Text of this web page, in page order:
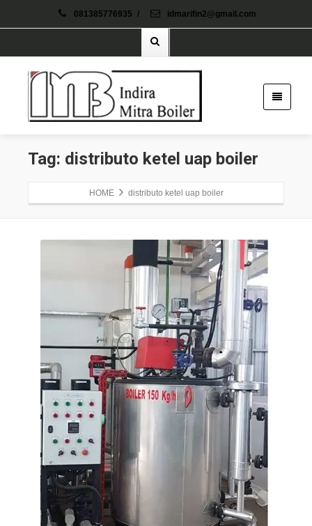
081385776935 / idmarifin2@gmail.com
Tag: distributo ketel uap boiler
HOME distributo ketel uap boiler